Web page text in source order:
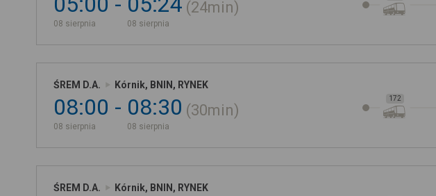
08 sierpnia 08 sierpnia
24min
ŚREM D.A. Kórnik, BNIN, RYNEK
08:00
08 sierpnia
08:30
08 sierpnia
30min
172
ŚREM D.A. Kórnik, BNIN, RYNEK